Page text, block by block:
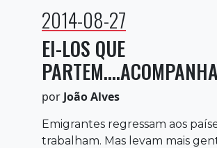
2014-08-27
EI-LOS QUE
por João Alves
Emigrantes regressam aos
trabalham. Mas levam mais